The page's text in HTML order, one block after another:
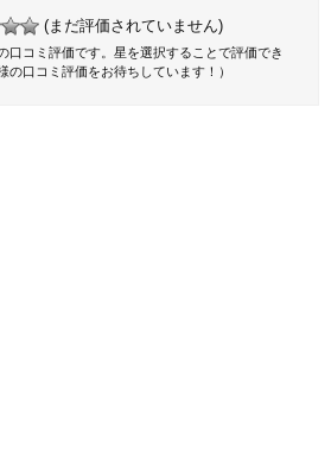
(まだ評価されていません)
口コミ評価です。星を選択することで評価でき
の口コミ評価をお待ちしています！）